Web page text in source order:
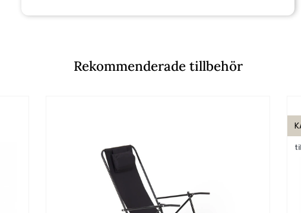
Rekommenderade tillbehör